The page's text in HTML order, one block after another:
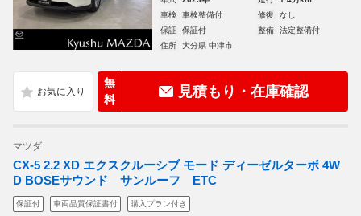
車検
車検整備付 修復
なし
保証
保証付 整備
法定整備付
住所
大分県 中津市
無
料
見積もり・在庫確認
マツダ
CX-5 2.2 XD エクスクルーシブ モード ディーゼルターボ 4W
D BOSEサウンド サンルーフ ETC
保証付 車両品質保証書付 購入プラン付き